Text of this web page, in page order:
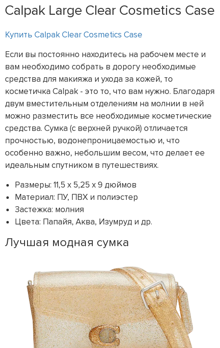
Calpak Large Clear Cosmetics Case
Купить Calpak Clear Cosmetics Case
Если вы постоянно находитесь на рабочем месте и
вам необходимо собрать в дорогу необходимые
средства для макияжа и ухода за кожей, то
косметичка Calpak - это то, что вам нужно. Благодаря
двум вместительным отделениям на молнии в ней
можно разместить все необходимые косметические
средства. Сумка (с верхней ручкой) отличается
прочностью, водонепроницаемостью и, что
особенно важно, небольшим весом, что делает ее
идеальным спутником в путешествиях.
Размеры: 11,5 x 5,25 x 9 дюймов
Материал: ПУ, ПВХ и полиэстер
Застежка: молния
Цвета: Папайя, Аква, Изумруд и др.
Лучшая модная сумка